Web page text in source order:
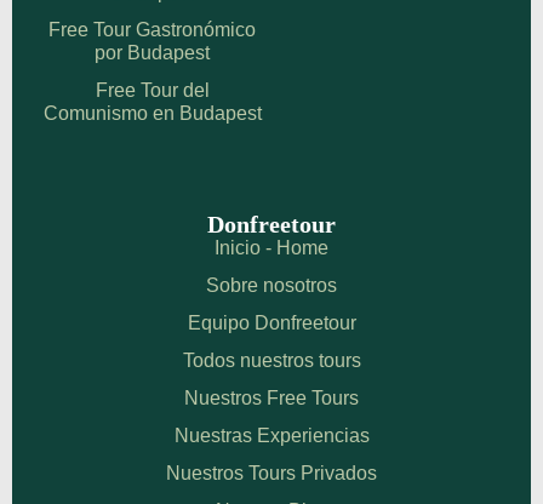
Free Tour Gastronómico
por Budapest
Free Tour del
Comunismo en Budapest
Donfreetour
Inicio - Home
Sobre nosotros
Equipo Donfreetour
Todos nuestros tours
Nuestros Free Tours
Nuestras Experiencias
Nuestros Tours Privados